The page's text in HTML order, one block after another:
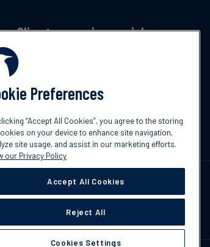
Climate news in your inbox
気候変動に関する最新のトレンド、政策、イ
ノベーションを毎月無料でお届けします。
Preferences
“Accept All Cookies”, you agree to the storing
on your device to enhance site navigation,
site usage, and assist in our marketing efforts.
our Privacy Policy
Accept All Cookies
Reject All
Cookies Settings